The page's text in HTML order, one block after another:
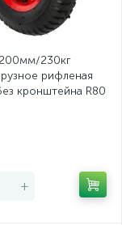
230кг
рифленая
кронштейна R80
+